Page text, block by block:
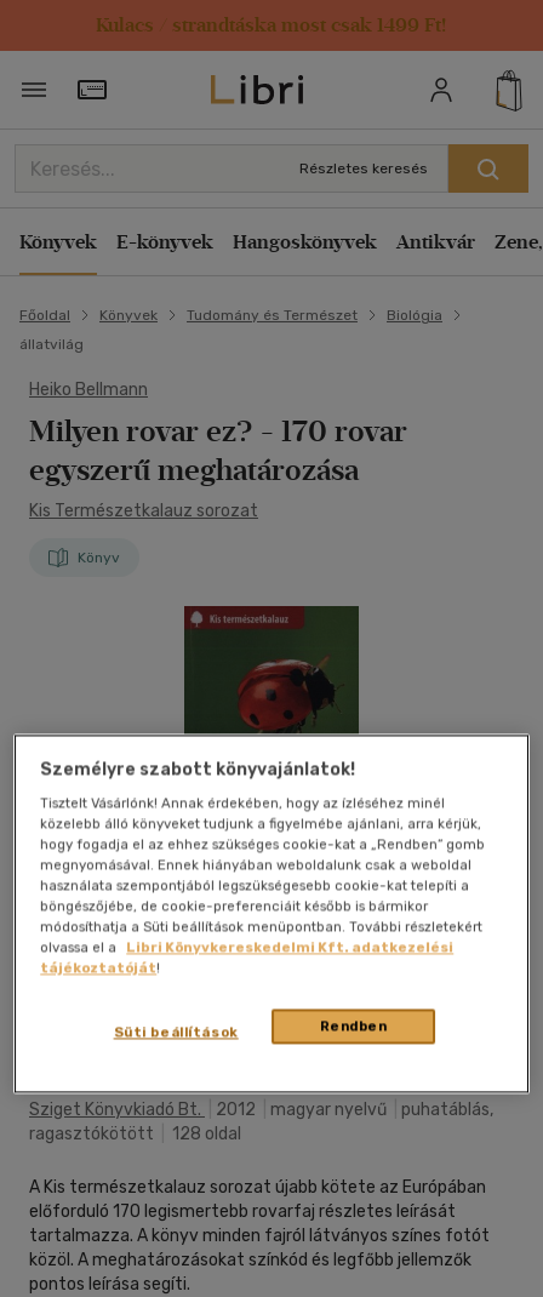
Kulacs / strandtáska most csak 1499 Ft!
Törzsvásárlói Kártya adatai
Részletes keresés
Könyvek E-könyvek Hangoskönyvek Antikvár
Főoldal Könyvek Tudomány és Természet
Biológia
állatvilág
Heiko Bellmann
Milyen rovar ez? - 170 rovar
egyszerű meghatározása
Kis Természetkalauz sorozat
Könyv
Sziget Könyvkiadó Bt. 2012 magyar nyelvű
puhatáblás,
ragasztókötött
128 oldal
A Kis természetkalauz sorozat újabb kötete az Európában
előforduló 170 legismertebb rovarfaj részletes leírását
tartalmazza. A könyv minden fajról látványos színes fotót
közöl. A meghatározásokat színkód és legfőbb jellemzők
pontos leírása segíti.
Személyre szabott könyvajánlatok!
Tisztelt Vásárlónk! Annak érdekében, hogy az ízléséhez minél
közelebb álló könyveket tudjunk a figyelmébe ajánlani, arra kérjük,
hogy fogadja el az ehhez szükséges cookie-kat a „Rendben” gomb
megnyomásával. Ennek hiányában weboldalunk csak a weboldal
használata szempontjából legszükségesebb cookie-kat telepíti a
böngészőjébe, de cookie-preferenciáit később is bármikor
módosíthatja a Süti beállítások menüpontban. További részletekért
olvassa el a
Libri Könyvkereskedelmi Kft. adatkezelési
tájékoztatóját!
Rendben
Süti beállítások